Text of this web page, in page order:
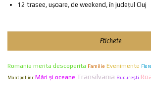
12 trasee, ușoare, de weekend, în județul Cluj
Etichete
Romania merita descoperita Familie Evenimente
Montpellier Mări și oceane Transilvania Bucureşti